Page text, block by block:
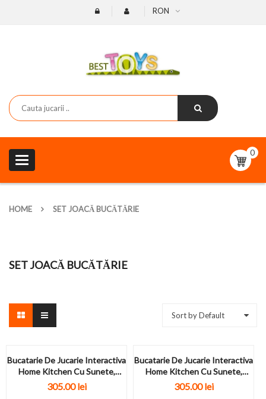
RON
Toggle
navigation
0
HOME SET JOACĂ BUCĂTĂRIE
SET JOACĂ BUCĂTĂRIE
Sort by Default
Bucatarie De Jucarie Interactiva
Home Kitchen Cu Sunete,
Lumini...
305.00lei
Bucatarie De Jucarie Interactiva
Home Kitchen Cu Sunete,
Lumini...
305.00lei